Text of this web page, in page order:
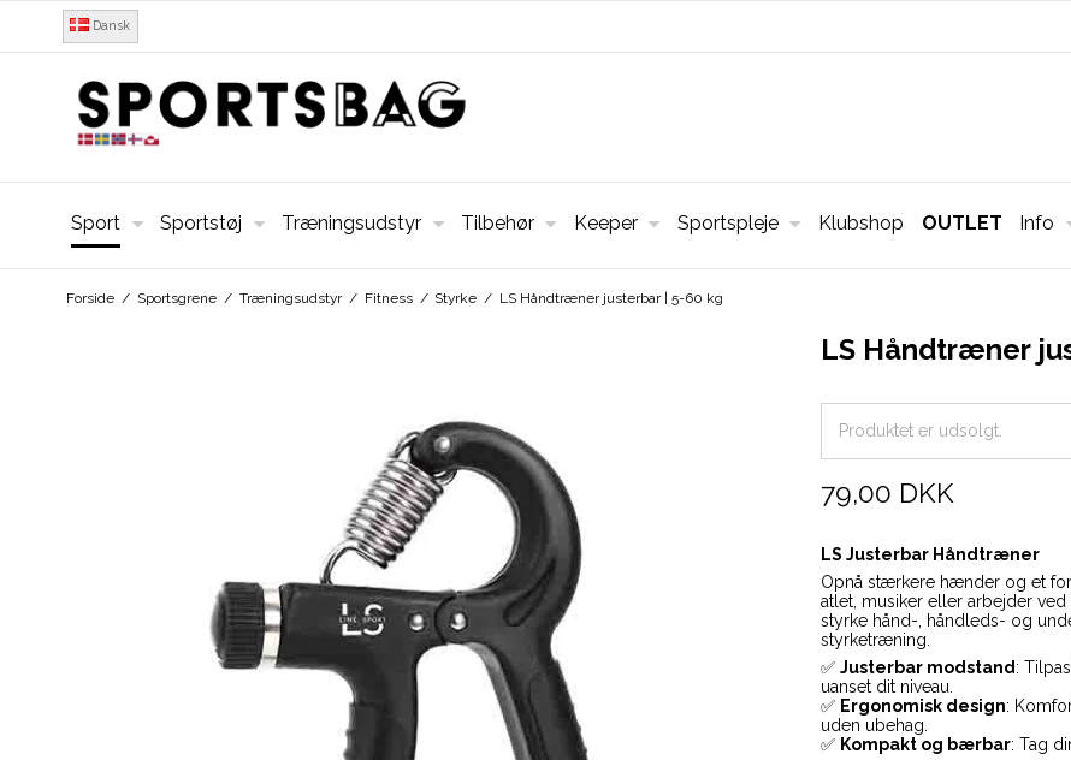
Dansk
Sport Sportstøj Træningsudstyr Tilbehør Keeper Sportspleje Klubshop OUTLET Info
Forside / Sportsgrene / Træningsudstyr / Fitness / Styrke / LS Håndtræner justerbar | 5-60 kg
LS Håndtræner
Produktet er udsolgt.
79,00 DKK
LS Justerbar Håndtræner
Opnå stærkere hænder og et
atlet, musiker eller arbejder
styrke hånd-, håndleds- og
styrketræning.
✅ Justerbar modstand:
uanset dit niveau.
✅ Ergonomisk design:
uden ubehag.
✅ Kompakt og bærbar: Tag